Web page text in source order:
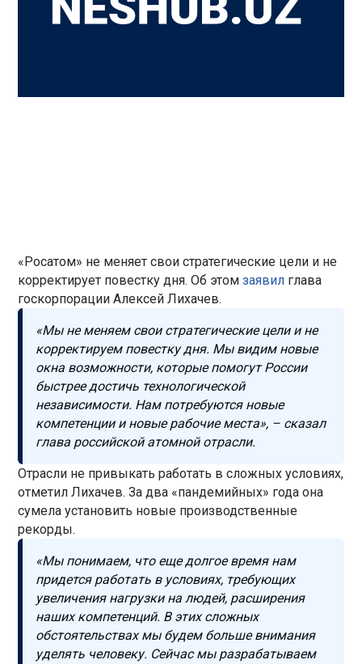
«Росатом» не меняет свои стратегические цели и не
корректирует повестку дня. Об этомзаявил глава
госкорпорации Алексей Лихачев.
«Мы не меняем свои стратегические цели и не
корректируем повестку дня. Мы видим новые
окна возможности, которые помогут России
быстрее достичь технологической
независимости. Нам потребуются новые
компетенции и новые рабочие места», – сказал
глава российской атомной отрасли.
Отрасли не привыкать работать в сложных условиях,
отметил Лихачев. За два «пандемийных» года она
сумела установить новые производственные
рекорды.
«Мы понимаем, что еще долгое время нам
придется работать в условиях, требующих
увеличения нагрузки на людей, расширения
наших компетенций. В этих сложных
обстоятельствах мы будем больше внимания
уделять человеку. Сейчас мы разрабатываем